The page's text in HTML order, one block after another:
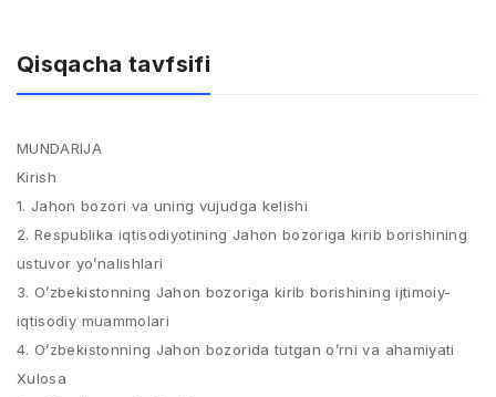
Qisqacha tavfsifi
MUNDARIJA
Kirish
1. Jahon bozori va uning vujudga kelishi
2. Respublika iqtisodiyotining Jahon bozoriga kirib borishining
ustuvor yo’nalishlari
3. O’zbekistonning Jahon bozoriga kirib borishining ijtimoiy-
iqtisodiy muammolari
4. O’zbekistonning Jahon bozorida tutgan o’rni va ahamiyati
Xulosa